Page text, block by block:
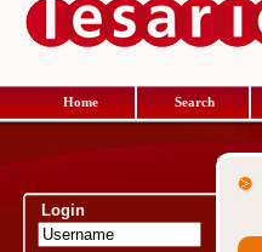
Home Search
Login